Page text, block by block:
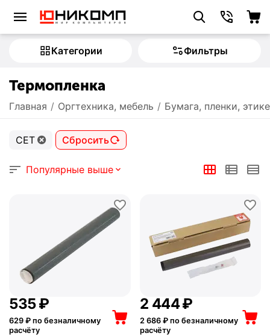
Категории Фильтры
Термопленка
Главная / Оргтехника, мебель / Бумага, пленки,
CET Сбросить
Популярные выше
‍535‍₽
629 ₽ по безналичному
расчёту
2 444₽
2 686₽ по безналичному
расчёту